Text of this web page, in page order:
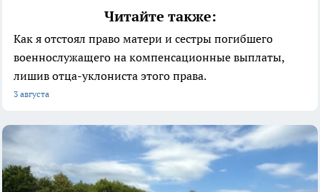
Читайте также:
Как я отстоял право матери и сестры погибшего
военнослужащего на компенсационные выплаты,
лишив отца-уклониста этого права.
3 августа